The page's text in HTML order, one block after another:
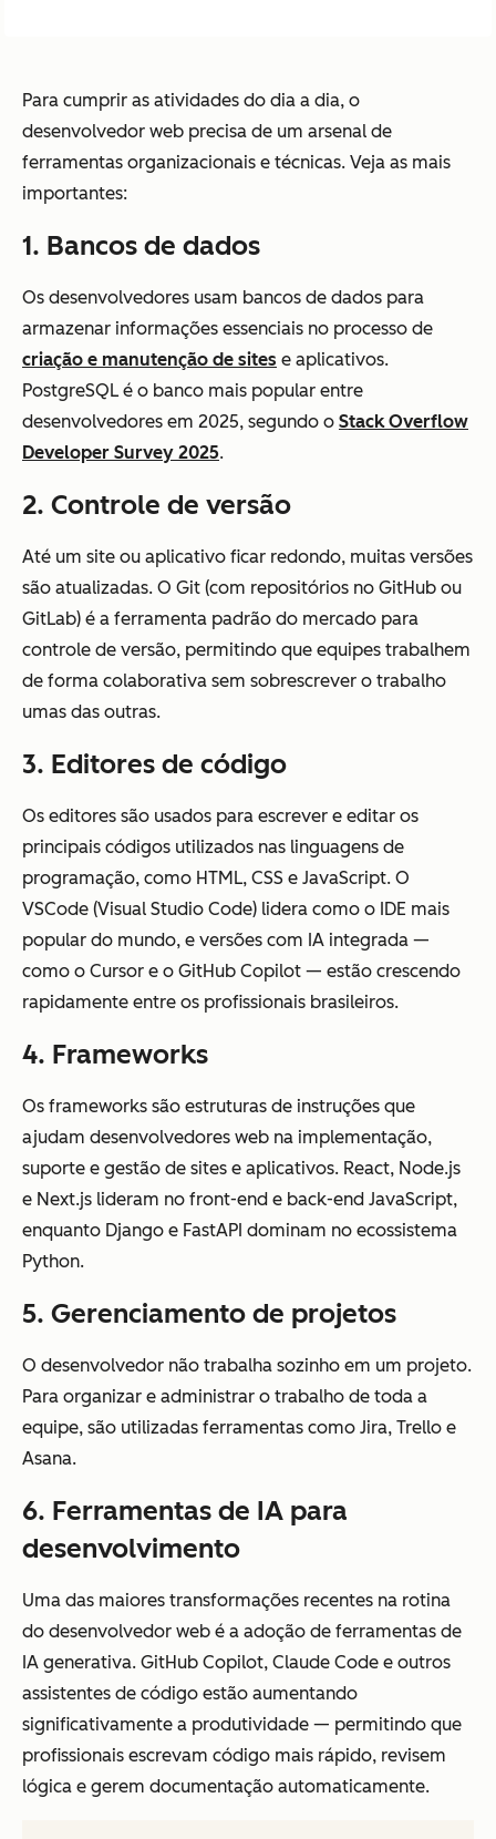
Para cumprir as atividades do dia a dia, o
desenvolvedor web precisa de um arsenal de
ferramentas organizacionais e técnicas. Veja as mais
importantes:
1. Bancos de dados
Os desenvolvedores usam bancos de dados para
armazenar informações essenciais no processo de
criação e manutenção de sites e aplicativos.
PostgreSQL é o banco mais popular entre
desenvolvedores em 2025, segundo o Stack Overflow
Developer Survey 2025.
2. Controle de versão
Até um site ou aplicativo ficar redondo, muitas versões
são atualizadas. O Git (com repositórios no GitHub ou
GitLab) é a ferramenta padrão do mercado para
controle de versão, permitindo que equipes trabalhem
de forma colaborativa sem sobrescrever o trabalho
umas das outras.
3. Editores de código
Os editores são usados para escrever e editar os
principais códigos utilizados nas linguagens de
programação, como HTML, CSS e JavaScript. O
VSCode (Visual Studio Code) lidera como o IDE mais
popular do mundo, e versões com IA integrada —
como o Cursor e o GitHub Copilot — estão crescendo
rapidamente entre os profissionais brasileiros.
4. Frameworks
Os frameworks são estruturas de instruções que
ajudam desenvolvedores web na implementação,
suporte e gestão de sites e aplicativos. React, Node.js
e Next.js lideram no front-end e back-end JavaScript,
enquanto Django e FastAPI dominam no ecossistema
Python.
5. Gerenciamento de projetos
O desenvolvedor não trabalha sozinho em um projeto.
Para organizar e administrar o trabalho de toda a
equipe, são utilizadas ferramentas como Jira, Trello e
Asana.
6. Ferramentas de IA para
desenvolvimento
Uma das maiores transformações recentes na rotina
do desenvolvedor web é a adoção de ferramentas de
IA generativa. GitHub Copilot, Claude Code e outros
assistentes de código estão aumentando
significativamente a produtividade — permitindo que
profissionais escrevam código mais rápido, revisem
lógica e gerem documentação automaticamente.